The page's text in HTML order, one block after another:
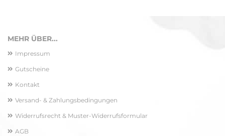
MEHR ÜBER...
Impressum
Gutscheine
Kontakt
Versand- & Zahlungsbedingungen
Widerrufsrecht & Muster-Widerrufsformular
AGB